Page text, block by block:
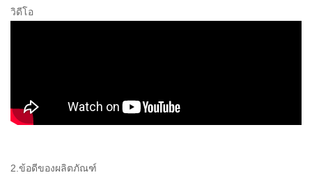
วิดีโอ
2.ข้อดีของผลิตภัณฑ์